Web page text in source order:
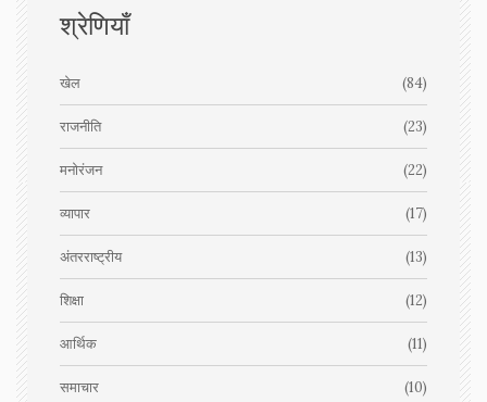
श्रेणियाँ
खेल (84)
राजनीति (23)
मनोरंजन (22)
व्यापार (17)
अंतरराष्ट्रीय (13)
शिक्षा (12)
आर्थिक (11)
समाचार (10)